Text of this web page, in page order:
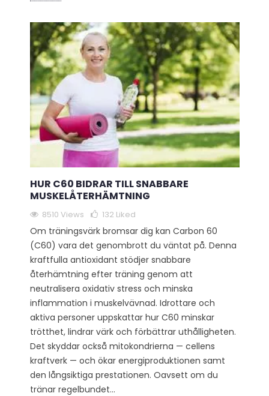
HUR C60 BIDRAR TILL SNABBARE
MUSKELÅTERHÄMTNING
8510 Views 132 Liked
Om träningsvärk bromsar dig kan Carbon 60
(C60) vara det genombrott du väntat på. Denna
kraftfulla antioxidant stödjer snabbare
återhämtning efter träning genom att
neutralisera oxidativ stress och minska
inflammation i muskelvävnad. Idrottare och
aktiva personer uppskattar hur C60 minskar
trötthet, lindrar värk och förbättrar uthålligheten.
Det skyddar också mitokondrierna — cellens
kraftverk — och ökar energiproduktionen samt
den långsiktiga prestationen. Oavsett om du
tränar regelbundet...